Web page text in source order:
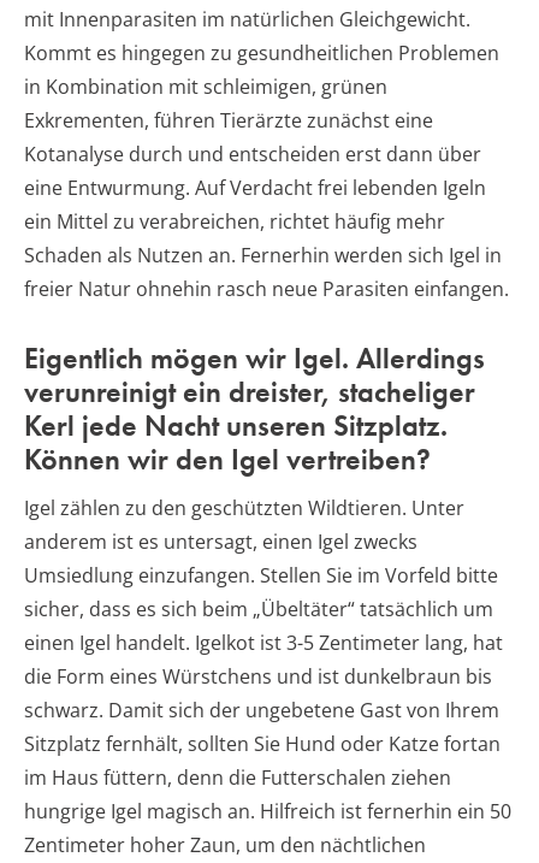
mit Innenparasiten im natürlichen Gleichgewicht.
Kommt es hingegen zu gesundheitlichen Problemen
in Kombination mit schleimigen, grünen
Exkrementen, führen Tierärzte zunächst eine
Kotanalyse durch und entscheiden erst dann über
eine Entwurmung. Auf Verdacht frei lebenden Igeln
ein Mittel zu verabreichen, richtet häufig mehr
Schaden als Nutzen an. Fernerhin werden sich Igel in
freier Natur ohnehin rasch neue Parasiten einfangen.
Eigentlich mögen wir Igel. Allerdings
verunreinigt ein dreister, stacheliger
Kerl jede Nacht unseren Sitzplatz.
Können wir den Igel vertreiben?
Igel zählen zu den geschützten Wildtieren. Unter
anderem ist es untersagt, einen Igel zwecks
Umsiedlung einzufangen. Stellen Sie im Vorfeld bitte
sicher, dass es sich beim „Übeltäter“ tatsächlich um
einen Igel handelt. Igelkot ist 3-5 Zentimeter lang, hat
die Form eines Würstchens und ist dunkelbraun bis
schwarz. Damit sich der ungebetene Gast von Ihrem
Sitzplatz fernhält, sollten Sie Hund oder Katze fortan
im Haus füttern, denn die Futterschalen ziehen
hungrige Igel magisch an. Hilfreich ist fernerhin ein 50
Zentimeter hoher Zaun, um den nächtlichen